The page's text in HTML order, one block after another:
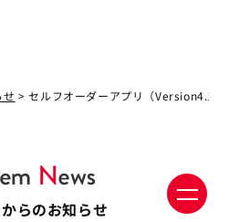
> セルフオーダーアプリ（
らのお知らせ